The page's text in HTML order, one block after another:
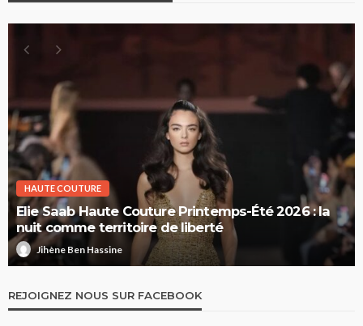
HAUTE COUTURE
Elie Saab Haute Couture Printemps-Été 2026 : la
nuit comme territoire de liberté
Jihène Ben Hassine
REJOIGNEZ NOUS SUR FACEBOOK